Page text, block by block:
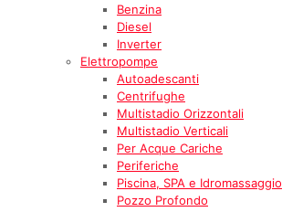
Benzina
Diesel
Inverter
Elettropompe
Autoadescanti
Centrifughe
Multistadio Orizzontali
Multistadio Verticali
Per Acque Cariche
Periferiche
Piscina, SPA e Idromassaggio
Pozzo Profondo